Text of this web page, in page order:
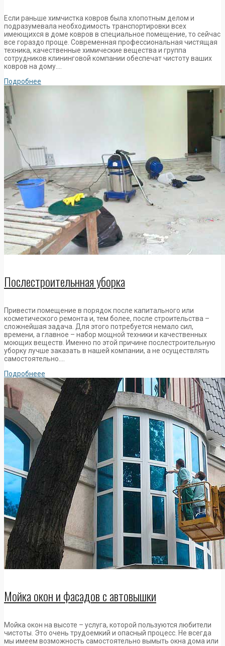
Если раньше химчистка ковров была хлопотным делом и
подразумевала необходимость транспортировки всех
имеющихся в доме ковров в специальное помещение, то сейчас
все гораздо проще. Современная профессиональная чистящая
техника, качественные химические вещества и группа
сотрудников клининговой компании обеспечат чистоту ваших
ковров на дому….
Подробнее
Послестроительнная уборка
Привести помещение в порядок после капитального или
косметического ремонта и, тем более, после строительства –
сложнейшая задача. Для этого потребуется немало сил,
времени, а главное – набор мощной техники и качественных
моющих веществ. Именно по этой причине послестроительную
уборку лучше заказать в нашей компании, а не осуществлять
самостоятельно….
Подробнеее
Мойка окон и фасадов с автовышки
Мойка окон на высоте – услуга, которой пользуются любители
чистоты. Это очень трудоемкий и опасный процесс. Не всегда
мы имеем возможность самостоятельно вымыть окна дома или